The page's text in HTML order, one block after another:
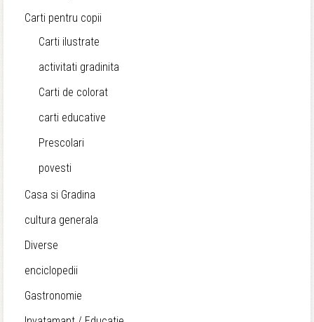
Carti pentru copii
Carti ilustrate
activitati gradinita
Carti de colorat
carti educative
Prescolari
povesti
Casa si Gradina
cultura generala
Diverse
enciclopedii
Gastronomie